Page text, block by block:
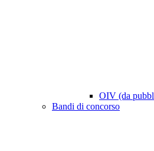
OIV (da
Bandi di concorso